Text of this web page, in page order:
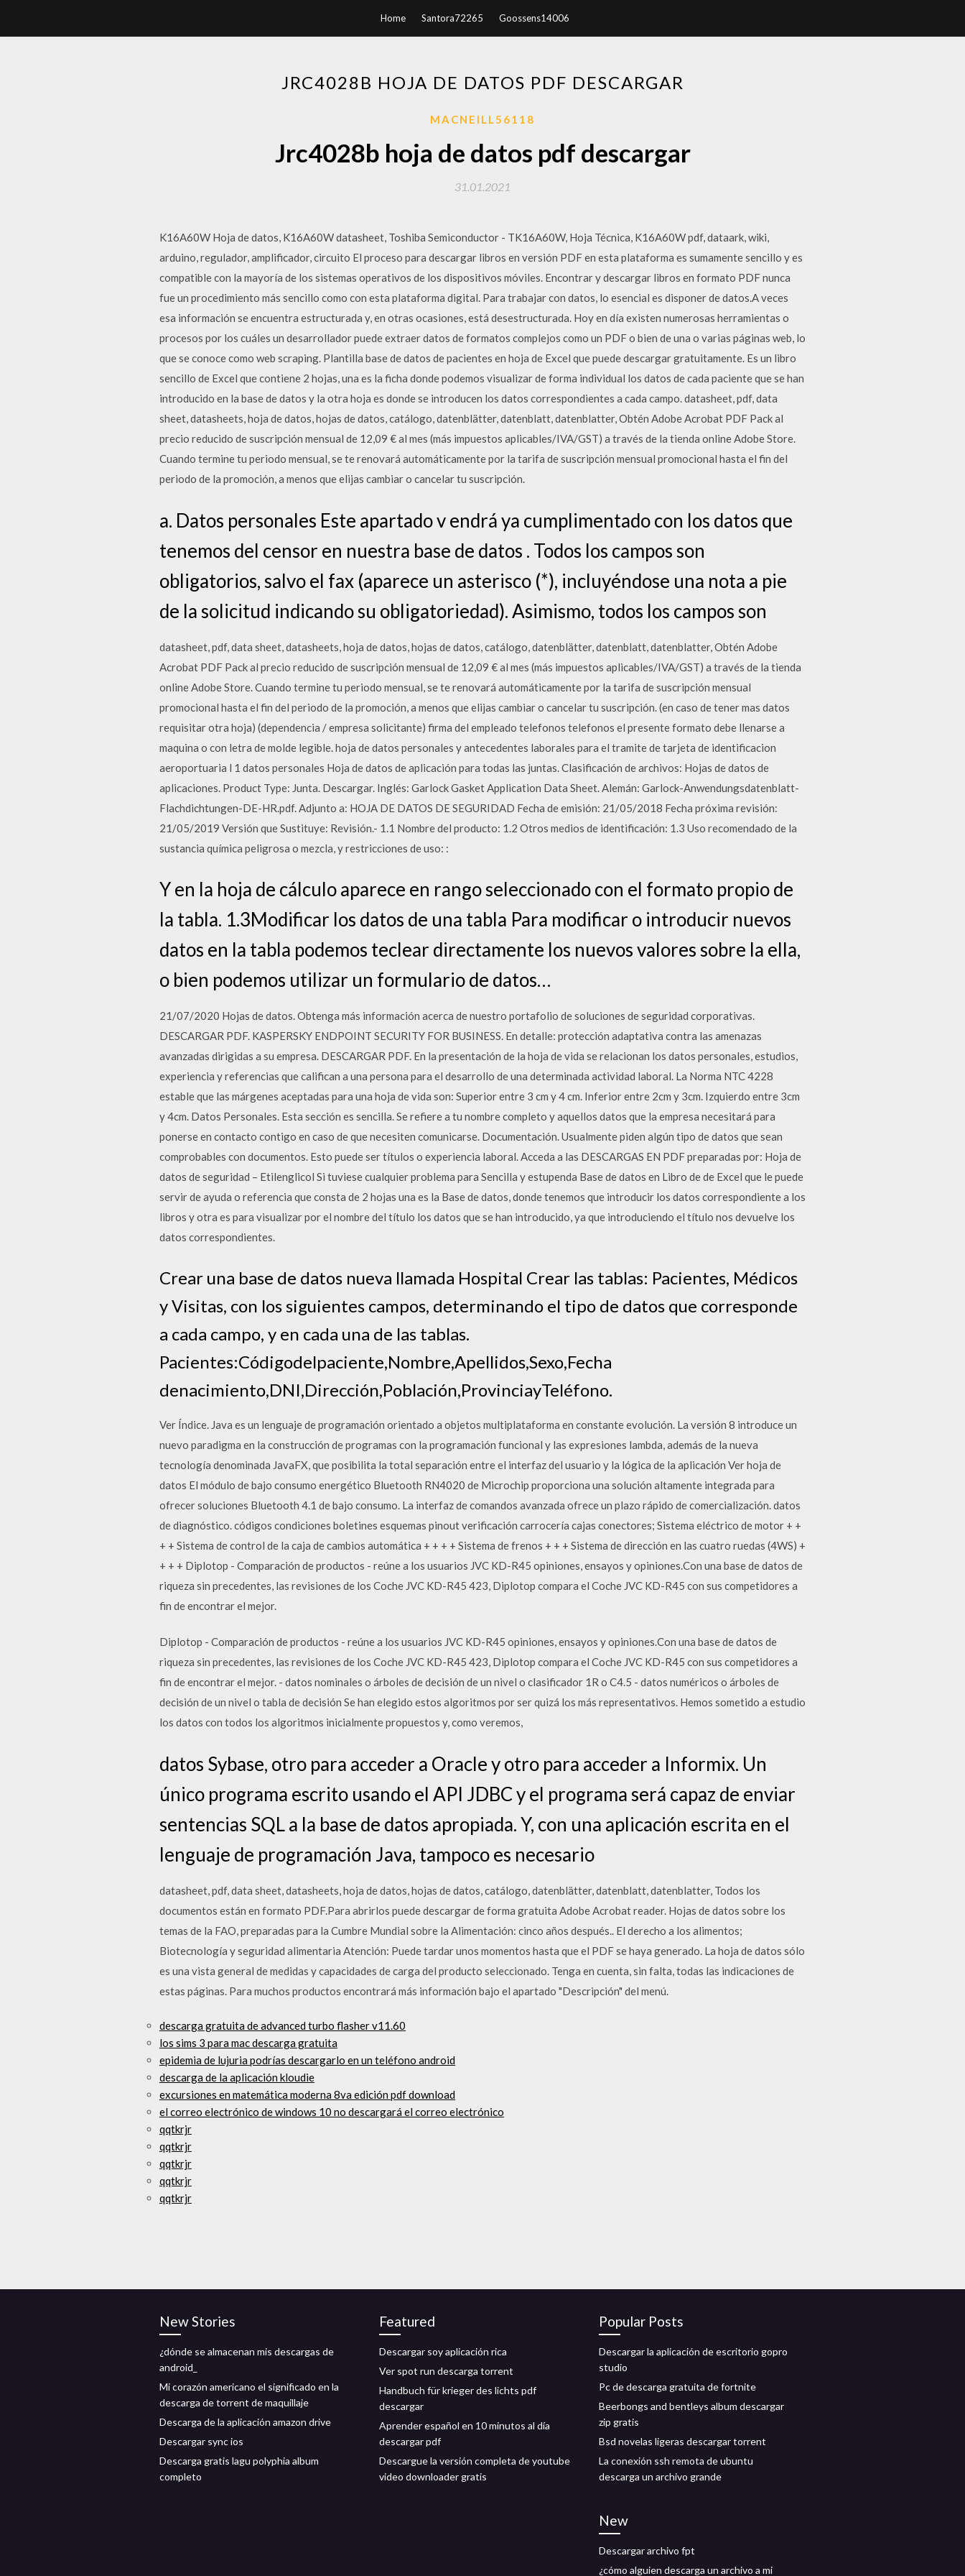
Home Santora72265 Goossens14006
JRC4028B HOJA DE DATOS PDF DESCARGAR
MACNEILL56118
Jrc4028b hoja de datos pdf descargar
31.01.2021
K16A60W Hoja de datos, K16A60W datasheet, Toshiba Semiconductor - TK16A60W, Hoja Técnica, K16A60W pdf, dataark, wiki,
arduino, regulador, amplificador, circuito El proceso para descargar libros en versión PDF en esta plataforma es sumamente sencillo y es
compatible con la mayoría de los sistemas operativos de los dispositivos móviles. Encontrar y descargar libros en formato PDF nunca
fue un procedimiento más sencillo como con esta plataforma digital. Para trabajar con datos, lo esencial es disponer de datos.A veces
esa información se encuentra estructurada y, en otras ocasiones, está desestructurada. Hoy en día existen numerosas herramientas o
procesos por los cuáles un desarrollador puede extraer datos de formatos complejos como un PDF o bien de una o varias páginas web, lo
que se conoce como web scraping. Plantilla base de datos de pacientes en hoja de Excel que puede descargar gratuitamente. Es un libro
sencillo de Excel que contiene 2 hojas, una es la ficha donde podemos visualizar de forma individual los datos de cada paciente que se han
introducido en la base de datos y la otra hoja es donde se introducen los datos correspondientes a cada campo. datasheet, pdf, data
sheet, datasheets, hoja de datos, hojas de datos, catálogo, datenblätter, datenblatt, datenblatter, Obtén Adobe Acrobat PDF Pack al
precio reducido de suscripción mensual de 12,09 € al mes (más impuestos aplicables/IVA/GST) a través de la tienda online Adobe Store.
Cuando termine tu periodo mensual, se te renovará automáticamente por la tarifa de suscripción mensual promocional hasta el fin del
periodo de la promoción, a menos que elijas cambiar o cancelar tu suscripción.
a. Datos personales Este apartado v endrá ya cumplimentado con los datos que
tenemos del censor en nuestra base de datos . Todos los campos son
obligatorios, salvo el fax (aparece un asterisco (*), incluyéndose una nota a pie
de la solicitud indicando su obligatoriedad). Asimismo, todos los campos son
datasheet, pdf, data sheet, datasheets, hoja de datos, hojas de datos, catálogo, datenblätter, datenblatt, datenblatter, Obtén Adobe
Acrobat PDF Pack al precio reducido de suscripción mensual de 12,09 € al mes (más impuestos aplicables/IVA/GST) a través de la tienda
online Adobe Store. Cuando termine tu periodo mensual, se te renovará automáticamente por la tarifa de suscripción mensual
promocional hasta el fin del periodo de la promoción, a menos que elijas cambiar o cancelar tu suscripción. (en caso de tener mas datos
requisitar otra hoja) (dependencia / empresa solicitante) firma del empleado telefonos telefonos el presente formato debe llenarse a
maquina o con letra de molde legible. hoja de datos personales y antecedentes laborales para el tramite de tarjeta de identificacion
aeroportuaria l 1 datos personales Hoja de datos de aplicación para todas las juntas. Clasificación de archivos: Hojas de datos de
aplicaciones. Product Type: Junta. Descargar. Inglés: Garlock Gasket Application Data Sheet. Alemán: Garlock-Anwendungsdatenblatt-
Flachdichtungen-DE-HR.pdf. Adjunto a: HOJA DE DATOS DE SEGURIDAD Fecha de emisión: 21/05/2018 Fecha próxima revisión:
21/05/2019 Versión que Sustituye: Revisión.- 1.1 Nombre del producto: 1.2 Otros medios de identificación: 1.3 Uso recomendado de la
sustancia química peligrosa o mezcla, y restricciones de uso: :
Y en la hoja de cálculo aparece en rango seleccionado con el formato propio de
la tabla. 1.3Modificar los datos de una tabla Para modificar o introducir nuevos
datos en la tabla podemos teclear directamente los nuevos valores sobre la ella,
o bien podemos utilizar un formulario de datos…
21/07/2020 Hojas de datos. Obtenga más información acerca de nuestro portafolio de soluciones de seguridad corporativas.
DESCARGAR PDF. KASPERSKY ENDPOINT SECURITY FOR BUSINESS. En detalle: protección adaptativa contra las amenazas
avanzadas dirigidas a su empresa. DESCARGAR PDF. En la presentación de la hoja de vida se relacionan los datos personales, estudios,
experiencia y referencias que califican a una persona para el desarrollo de una determinada actividad laboral. La Norma NTC 4228
estable que las márgenes aceptadas para una hoja de vida son: Superior entre 3 cm y 4 cm. Inferior entre 2cm y 3cm. Izquierdo entre 3cm
y 4cm. Datos Personales. Esta sección es sencilla. Se refiere a tu nombre completo y aquellos datos que la empresa necesitará para
ponerse en contacto contigo en caso de que necesiten comunicarse. Documentación. Usualmente piden algún tipo de datos que sean
comprobables con documentos. Esto puede ser títulos o experiencia laboral. Acceda a las DESCARGAS EN PDF preparadas por: Hoja de
datos de seguridad – Etilenglicol Si tuviese cualquier problema para Sencilla y estupenda Base de datos en Libro de de Excel que le puede
servir de ayuda o referencia que consta de 2 hojas una es la Base de datos, donde tenemos que introducir los datos correspondiente a los
libros y otra es para visualizar por el nombre del título los datos que se han introducido, ya que introduciendo el título nos devuelve los
datos correspondientes.
Crear una base de datos nueva llamada Hospital Crear las tablas: Pacientes, Médicos
y Visitas, con los siguientes campos, determinando el tipo de datos que corresponde
a cada campo, y en cada una de las tablas.
Pacientes:Códigodelpaciente,Nombre,Apellidos,Sexo,Fecha
denacimiento,DNI,Dirección,Población,ProvinciayTeléfono.
Ver Índice. Java es un lenguaje de programación orientado a objetos multiplataforma en constante evolución. La versión 8 introduce un
nuevo paradigma en la construcción de programas con la programación funcional y las expresiones lambda, además de la nueva
tecnología denominada JavaFX, que posibilita la total separación entre el interfaz del usuario y la lógica de la aplicación Ver hoja de
datos El módulo de bajo consumo energético Bluetooth RN4020 de Microchip proporciona una solución altamente integrada para
ofrecer soluciones Bluetooth 4.1 de bajo consumo. La interfaz de comandos avanzada ofrece un plazo rápido de comercialización. datos
de diagnóstico. códigos condiciones boletines esquemas pinout verificación carrocería cajas conectores; Sistema eléctrico de motor + +
+ + Sistema de control de la caja de cambios automática + + + + Sistema de frenos + + + Sistema de dirección en las cuatro ruedas (4WS) +
+ + + Diplotop - Comparación de productos - reúne a los usuarios JVC KD-R45 opiniones, ensayos y opiniones.Con una base de datos de
riqueza sin precedentes, las revisiones de los Coche JVC KD-R45 423, Diplotop compara el Coche JVC KD-R45 con sus competidores a
fin de encontrar el mejor.
Diplotop - Comparación de productos - reúne a los usuarios JVC KD-R45 opiniones, ensayos y opiniones.Con una base de datos de
riqueza sin precedentes, las revisiones de los Coche JVC KD-R45 423, Diplotop compara el Coche JVC KD-R45 con sus competidores a
fin de encontrar el mejor. - datos nominales o árboles de decisión de un nivel o clasificador 1R o C4.5 - datos numéricos o árboles de
decisión de un nivel o tabla de decisión Se han elegido estos algoritmos por ser quizá los más representativos. Hemos sometido a estudio
los datos con todos los algoritmos inicialmente propuestos y, como veremos,
datos Sybase, otro para acceder a Oracle y otro para acceder a Informix. Un
único programa escrito usando el API JDBC y el programa será capaz de enviar
sentencias SQL a la base de datos apropiada. Y, con una aplicación escrita en el
lenguaje de programación Java, tampoco es necesario
datasheet, pdf, data sheet, datasheets, hoja de datos, hojas de datos, catálogo, datenblätter, datenblatt, datenblatter, Todos los
documentos están en formato PDF.Para abrirlos puede descargar de forma gratuita Adobe Acrobat reader. Hojas de datos sobre los
temas de la FAO, preparadas para la Cumbre Mundial sobre la Alimentación: cinco años después.. El derecho a los alimentos;
Biotecnología y seguridad alimentaria Atención: Puede tardar unos momentos hasta que el PDF se haya generado. La hoja de datos sólo
es una vista general de medidas y capacidades de carga del producto seleccionado. Tenga en cuenta, sin falta, todas las indicaciones de
estas páginas. Para muchos productos encontrará más información bajo el apartado "Descripción" del menú.
descarga gratuita de advanced turbo flasher v11.60
los sims 3 para mac descarga gratuita
epidemia de lujuria podrías descargarlo en un teléfono android
descarga de la aplicación kloudie
excursiones en matemática moderna 8va edición pdf download
el correo electrónico de windows 10 no descargará el correo electrónico
qqtkrjr
qqtkrjr
qqtkrjr
qqtkrjr
qqtkrjr
New Stories
¿dónde se almacenan mis descargas de
android_
Mi corazón americano el significado en la
descarga de torrent de maquillaje
Descarga de la aplicación amazon drive
Descargar sync ios
Descarga gratis lagu polyphia album
completo
Featured
Descargar soy aplicación rica
Ver spot run descarga torrent
Handbuch für krieger des lichts pdf
descargar
Aprender español en 10 minutos al día
descargar pdf
Descargue la versión completa de youtube
video downloader gratis
Popular Posts
Descargar la aplicación de escritorio gopro
studio
Pc de descarga gratuita de fortnite
Beerbongs and bentleys album descargar
zip gratis
Bsd novelas ligeras descargar torrent
La conexión ssh remota de ubuntu
descarga un archivo grande
New
Descargar archivo fpt
¿cómo alguien descarga un archivo a mi